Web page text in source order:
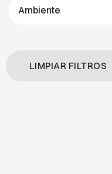
Ambiente
LIMPIAR FILTROS